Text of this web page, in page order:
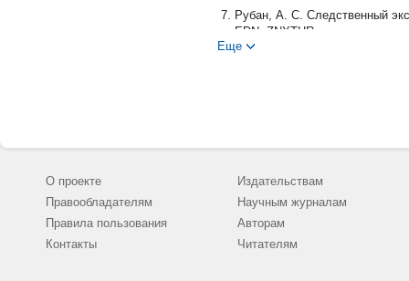
Рубан, А. С. Следственный
EDN: ZNXTHR
Еще
О проекте
Правообладателям
Правила пользования
Контакты
Издательствам
Научным журналам
Авторам
Читателям